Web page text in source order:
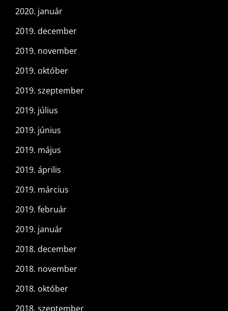
2020. január
2019. december
2019. november
2019. október
2019. szeptember
2019. július
2019. június
2019. május
2019. április
2019. március
2019. február
2019. január
2018. december
2018. november
2018. október
2018. szeptember